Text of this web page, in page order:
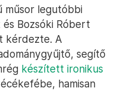
műsor legutóbbi
Bozsóki Róbert
kérdezte. A
segítő
készített ironikus
hamisan